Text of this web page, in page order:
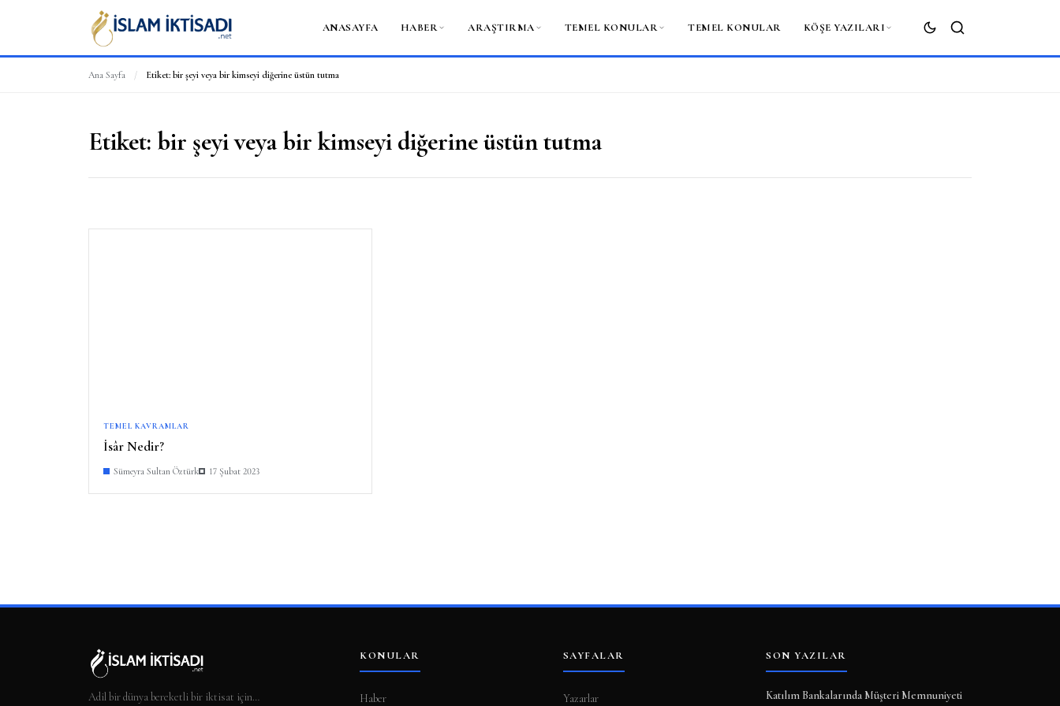
ANASAYFA HABER ARAŞTIRMA TEMEL KONULAR TEMEL KONULAR KÖŞE YAZILARI
ARA
Ana Sayfa / Etiket: bir şeyi veya bir kimseyi diğerine üstün tutma
Etiket: bir şeyi veya bir kimseyi diğerine üstün tutma
TEMEL KAVRAMLAR
İsâr Nedir?
Sümeyra Sultan Öztürk 17 Şubat 2023
Adil bir dünya bereketli bir iktisat için…
KONULAR
Haber
SAYFALAR
Yazarlar
SON YAZILAR
Katılım Bankalarında Müşteri Memnuniyeti